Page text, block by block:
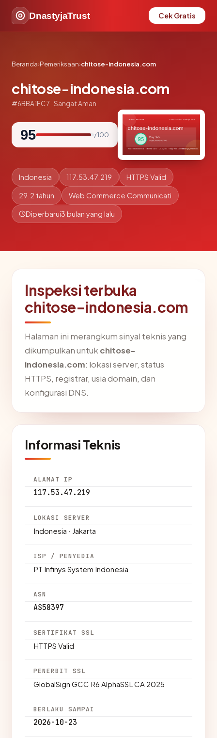
DnastyjaTrust Cek Gratis
Beranda›Pemeriksaan›chitose-indonesia.com
chitose-indonesia.com
#6BBA1FC7 · Sangat Aman
95 / 100
Indonesia 117.53.47.219 HTTPS Valid
29.2 tahun Web Commerce Communicati
Diperbarui3 bulan yang lalu
Inspeksi terbuka
chitose-indonesia.com
Halaman ini merangkum sinyal teknis yang
dikumpulkan untuk chitose-
indonesia.com: lokasi server, status
HTTPS, registrar, usia domain, dan
konfigurasi DNS.
Informasi Teknis
ALAMAT IP
117.53.47.219
LOKASI SERVER
Indonesia · Jakarta
ISP / PENYEDIA
PT Infinys System Indonesia
ASN
AS58397
SERTIFIKAT SSL
HTTPS Valid
PENERBIT SSL
GlobalSign GCC R6 AlphaSSL CA 2025
BERLAKU SAMPAI
2026-10-23